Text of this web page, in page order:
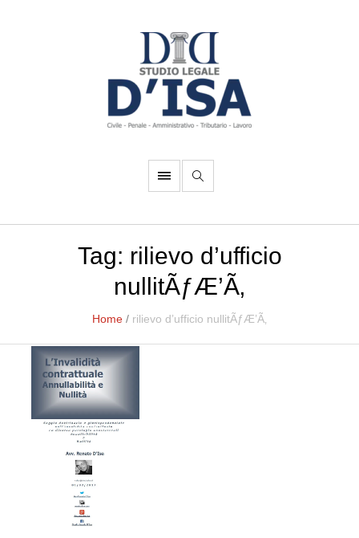
Tag: rilievo d’ufficio
nullitÃƒÆ’Ã‚
Home / rilievo d’ufficio nullitÃƒÆ’Ã‚